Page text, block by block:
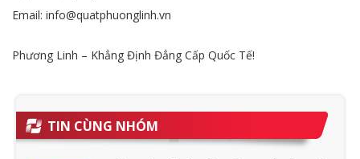
Email: info@quatphuonglinh.vn
Phương Linh – Khẳng Định Đẳng Cấp Quốc Tế!
TIN CÙNG NHÓM